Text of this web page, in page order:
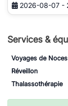
2026-08-07 -
Services &
Voyages de Noces
Réveillon
Thalassothérapie